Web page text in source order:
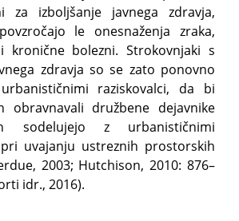
za izboljšanje javnega zdravja,
le onesnaženja zraka,
kronične bolezni. Strokovnjaki s
zdravja so se zato ponovno
raziskovalci, da bi
obravnavali družbene dejavnike
sodelujejo z urbanističnimi
uvajanju ustreznih prostorskih
2003; Hutchison, 2010: 876–
idr., 2016).